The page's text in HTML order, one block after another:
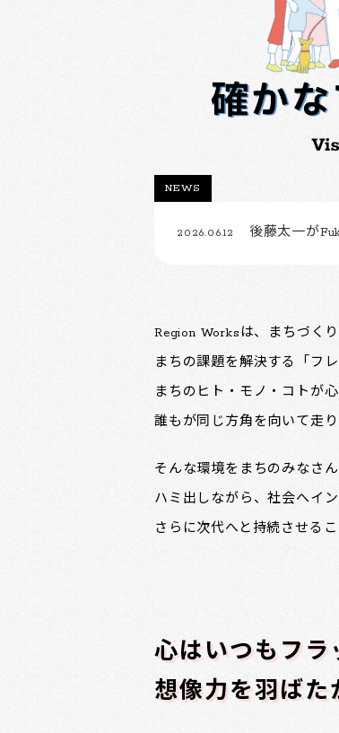
NEWS
2026.06.12 後藤太一が
Region Worksは、まちづく
まちの課題を解決する「フ
まちのヒト・モノ・コトが
誰もが同じ方角を向いて走り
そんな環境をまちのみなさ
ハミ出しながら、社会へイ
さらに次代へと持続させる
心はいつもフラ
想像力を羽ばた